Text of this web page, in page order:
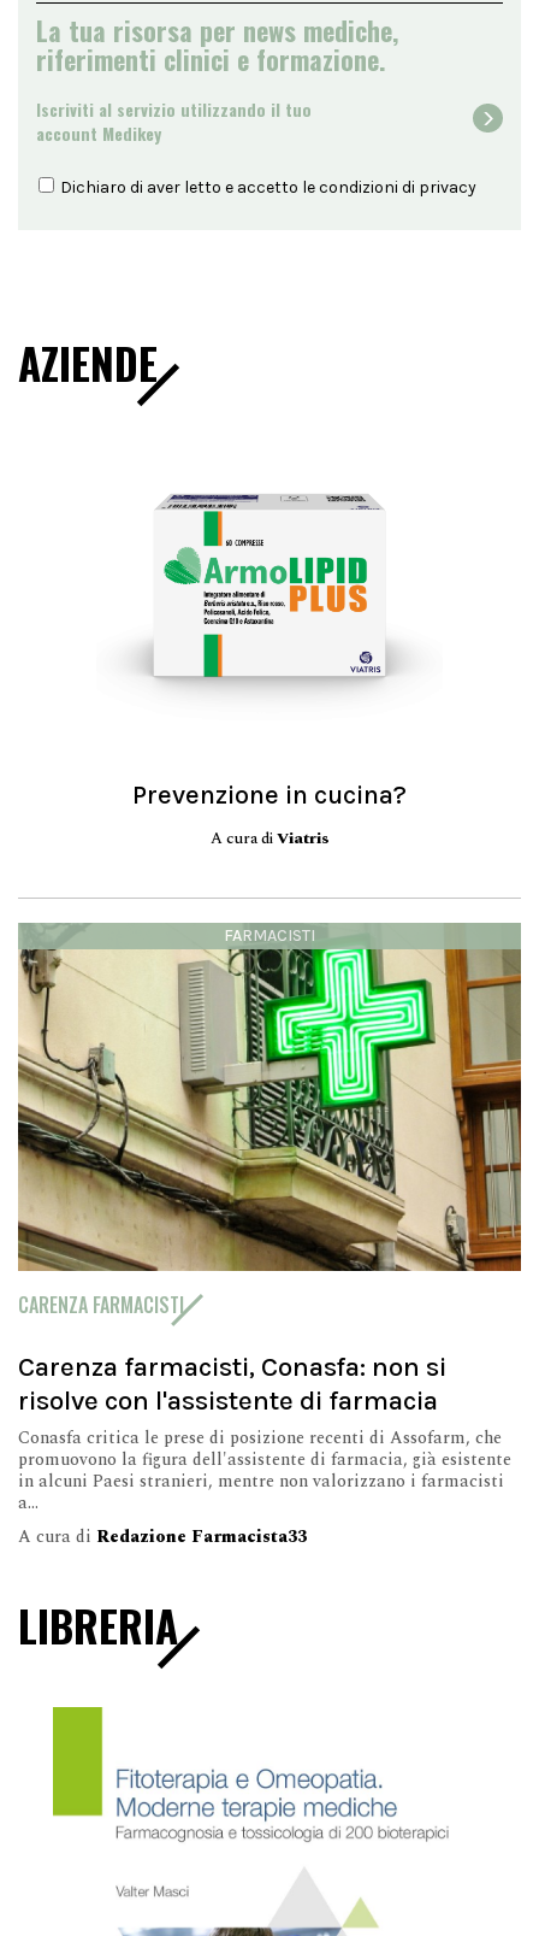
La tua risorsa per news mediche,
riferimenti clinici e formazione.
Iscriviti al servizio utilizzando il tuo
account Medikey
Dichiaro di aver letto e accetto le condizioni di privacy
AZIENDE
Prevenzione in cucina?
A cura diViatris
FARMACISTI
CARENZA FARMACISTI
Carenza farmacisti, Conasfa: non si
risolve con l'assistente di farmacia
Conasfa critica le prese di posizione recenti di Assofarm, che
promuovono la figura dell'assistente di farmacia, già esistente
in alcuni Paesi stranieri, mentre non valorizzano i farmacisti
a...
A cura di Redazione Farmacista33
LIBRERIA